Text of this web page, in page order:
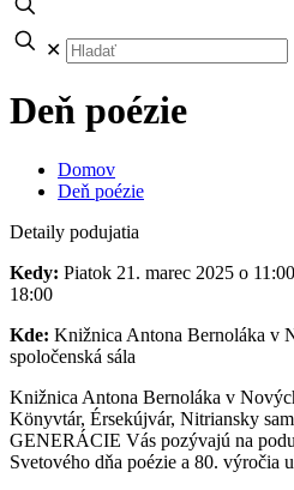
✕
Deň poézie
Domov
Deň poézie
Detaily podujatia
Kedy: Piatok 21. marec 2025 o
18:00
Kde: Knižnica Antona Bernoláka v
spoločenská sála
Knižnica Antona Bernoláka v
Könyvtár, Érsekújvár, Nitriansky
GENERÁCIE Vás pozývajú na
Svetového dňa poézie a 80. výročia